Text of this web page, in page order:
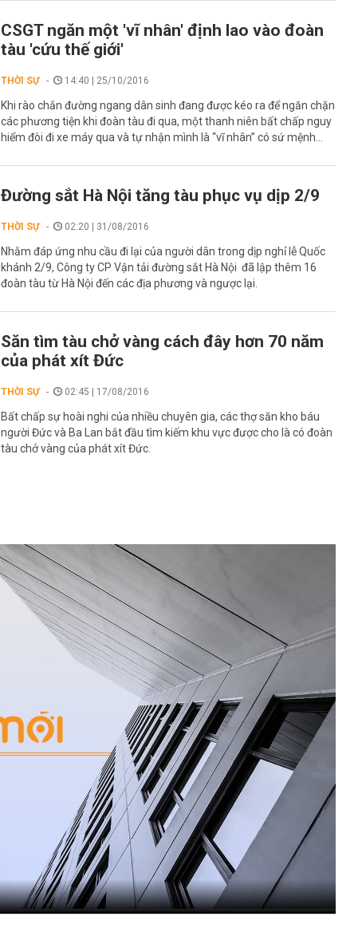
CSGT ngăn một 'vĩ nhân' định lao vào đoàn
tàu 'cứu thế giới'
THỜI SỰ 14:40 | 25/10/2016
Khi rào chắn đường ngang dân sinh đang được kéo ra để ngăn chặn
các phương tiện khi đoàn tàu đi qua, một thanh niên bất chấp nguy
hiểm đòi đi xe máy qua và tự nhận mình là “vĩ nhân” có sứ mệnh...
Đường sắt Hà Nội tăng tàu phục vụ dịp 2/9
THỜI SỰ 02:20 | 31/08/2016
Nhằm đáp ứng nhu cầu đi lại của người dân trong dịp nghỉ lễ Quốc
khánh 2/9, Công ty CP Vận tải đường sắt Hà Nội đã lập thêm 16
đoàn tàu từ Hà Nội đến các địa phương và ngược lại.
Săn tìm tàu chở vàng cách đây hơn 70 năm
của phát xít Đức
THỜI SỰ 02:45 | 17/08/2016
Bất chấp sự hoài nghi của nhiều chuyên gia, các thợ săn kho báu
người Đức và Ba Lan bắt đầu tìm kiếm khu vực được cho là có đoàn
tàu chở vàng của phát xít Đức.